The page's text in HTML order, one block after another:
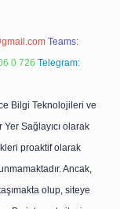
Teams:
0 726 Telegram:
Bilgi Teknolojileri ve
Yer Sağlayıcı olarak
proaktif olarak
Ancak,
olup, siteye